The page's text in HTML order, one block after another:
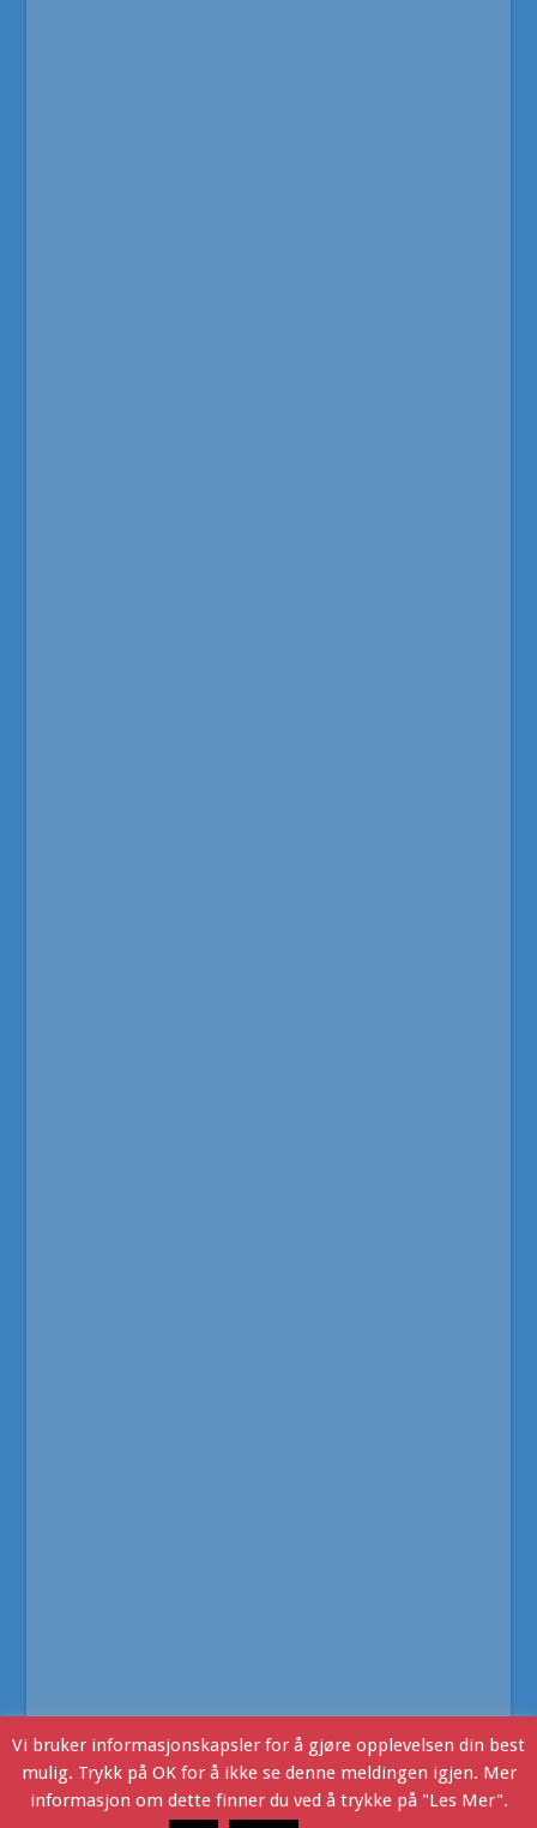
Vi bruker informasjonskapsler for å gjøre opplevelsen din best
mulig. Trykk på OK for å ikke se denne meldingen igjen. Mer
informasjon om dette finner du ved å trykke på "Les Mer".